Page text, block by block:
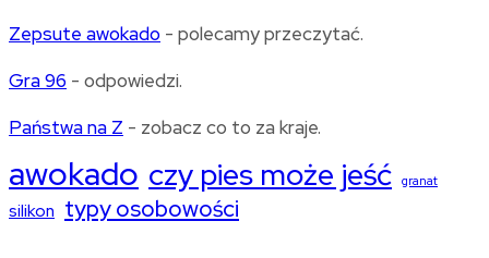
Zepsute awokado - polecamy przeczytać.
Gra 96 - odpowiedzi.
Państwa na Z - zobacz co to za kraje.
awokado czy pies może jeść granat
silikon typy osobowości